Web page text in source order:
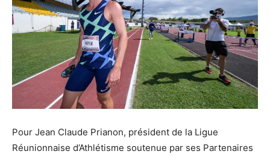
Pour Jean Claude Prianon, président de la Ligue
Réunionnaise d’Athlétisme soutenue par ses Partenaires